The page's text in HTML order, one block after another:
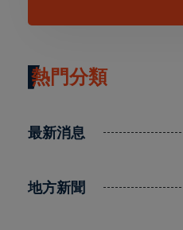
熱門分類
最新消息
地方新聞